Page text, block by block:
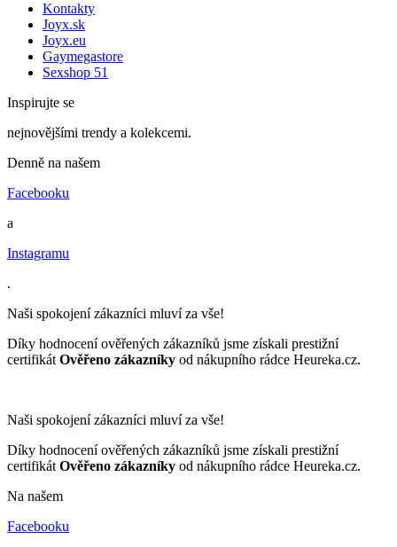
Kontakty
Joyx.sk
Joyx.eu
Gaymegastore
Sexshop 51
Inspirujte se
nejnovějšími trendy a kolekcemi.
Denně na našem
Facebooku
a
Instagramu
.
Naši spokojení zákazníci mluví za vše!
Díky hodnocení ověřených zákazníků jsme získali prestižní
certifikát Ověřeno zákazníky od nákupního rádce Heureka.cz.
Naši spokojení zákazníci mluví za vše!
Díky hodnocení ověřených zákazníků jsme získali prestižní
certifikát Ověřeno zákazníky od nákupního rádce Heureka.cz.
Na našem
Facebooku